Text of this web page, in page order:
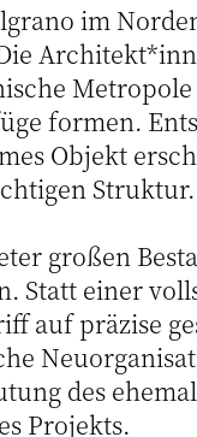
im
formen.
Objekt
Struktur.
großen
Statt einer
auf präzise
des
Projekts.